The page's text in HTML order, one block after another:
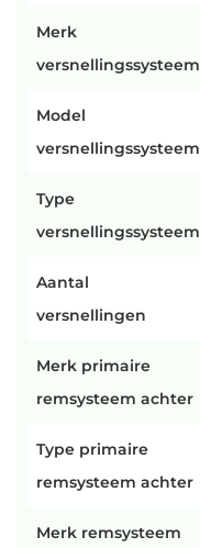
Merk
versnellingssysteem
Model
versnellingssysteem
Type
versnellingssysteem
Aantal
versnellingen
Merk primaire
remsysteem achter
Type primaire
remsysteem achter
Merk remsysteem